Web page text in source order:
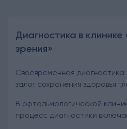
Диагностика в клинике
зрения»
Своевременная диагностика
залог сохранения здоровья
В офтальмологической
процесс диагностики